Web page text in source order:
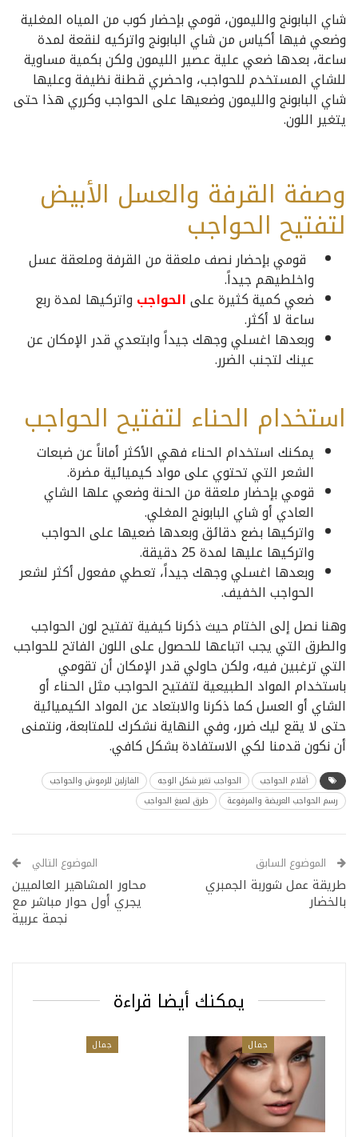
شاي البابونج والليمون، قومي بإحضار كوب من المياه المغلية
وضعي فيها أكياس من شاي البابونج واتركيه لنقعة لمدة
ساعة، بعدها ضعي علية عصير الليمون ولكن بكمية مساوية
للشاي المستخدم للحواجب، واحضري قطنة نظيفة وعليها
شاي البابونج والليمون وضعيها على الحواجب وكرري هذا حتى
يتغير اللون.
وصفة القرفة والعسل الأبيض
لتفتيح الحواجب
قومي بإحضار نصف ملعقة من القرفة وملعقة عسل
واخلطيهم جيداً.
ضعي كمية كثيرة علىالحواجب واتركيها لمدة ربع
ساعة لا أكثر.
وبعدها اغسلي وجهك جيداً وابتعدي قدر الإمكان عن
عينك لتجنب الضرر.
استخدام الحناء لتفتيح الحواجب
يمكنك استخدام الحناء فهي الأكثر أماناً عن ضبعات
الشعر التي تحتوي على مواد كيميائية مضرة.
قومي بإحضار ملعقة من الحنة وضعي علها الشاي
العادي أو شاي البابونج المغلي.
واتركيها بضع دقائق وبعدها ضعيها على الحواجب
واتركيها عليها لمدة 25 دقيقة.
وبعدها اغسلي وجهك جيداً، تعطي مفعول أكثر لشعر
الحواجب الخفيف.
وهنا نصل إلى الختام حيث ذكرنا كيفية تفتيح لون الحواجب
والطرق التي يجب اتباعها للحصول على اللون الفاتح للحواجب
التي ترغبين فيه، ولكن حاولي قدر الإمكان أن تقومي
باستخدام المواد الطبيعية لتفتيح الحواجب مثل الحناء أو
الشاي أو العسل كما ذكرنا والابتعاد عن المواد الكيميائية
حتى لا يقع ليك ضرر، وفي النهاية نشكرك للمتابعة، ونتمنى
أن نكون قدمنا لكي الاستفادة بشكل كافي.
أقلام الحواجب الحواجب تغير شكل الوجه
الفازلين للرموش والحواجب
رسم الحواجب العريضة والمرفوعة
طرق لصبغ الحواجب
الموضوع السابق
طريقة عمل شوربة الجمبري
بالخضار
الموضوع التالي
محاور المشاهير العالميين
يجري أول حوار مباشر مع
نجمة عربية
يمكنك أيضا قراءة
جمال جمال